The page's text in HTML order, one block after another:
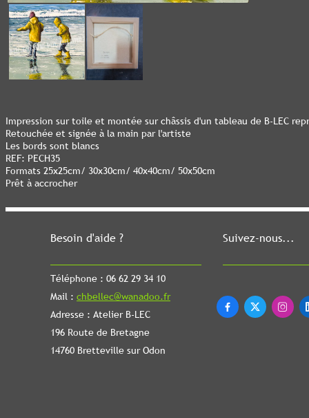
Besoin d'aide ?
Téléphone : 06 62 29 34 10
Mail : chbellec@wanadoo.fr
Adresse : Atelier B-LEC
196 Route de Bretagne
14760 Bretteville sur Odon
Suivez-nous...
  
Impression sur toile et montée sur châssis d'un tableau de B-LEC
Retouchée et signée à la main par l'artiste
Les bords sont blancs
REF: PECH35
Formats 25x25cm/ 30x30cm/ 40x40cm/ 50x50cm
Prêt à accrocher